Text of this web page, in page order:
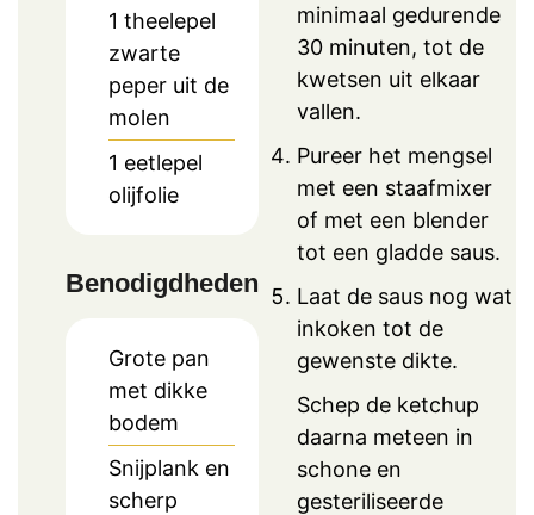
1 theelepel
zwarte
peper uit de
molen
1 eetlepel
olijfolie
Benodigdheden
Grote pan
met dikke
bodem
Snijplank en
scherp
minimaal gedurende
30 minuten, tot de
kwetsen uit elkaar
vallen.
Pureer het mengsel
met een staafmixer
of met een blender
tot een gladde saus.
Laat de saus nog wat
inkoken tot de
gewenste dikte.
Schep de ketchup
daarna meteen in
schone en
gesteriliseerde